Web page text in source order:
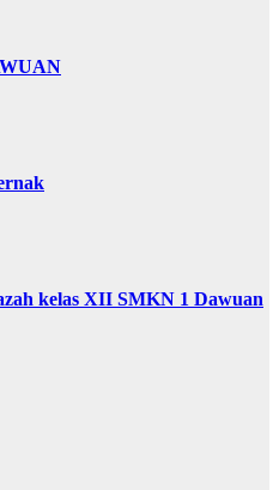
kelas XII SMKN 1 Dawuan